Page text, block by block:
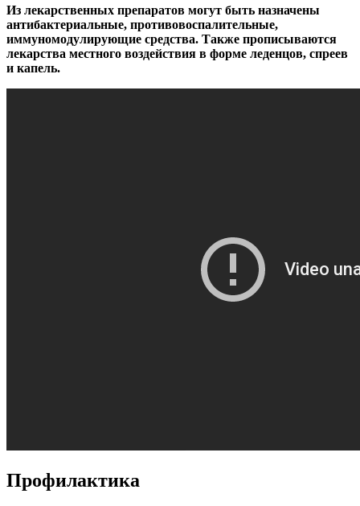
Из лекарственных препаратов могут быть назначены
антибактериальные, противовоспалительные,
иммуномодулирующие средства. Также прописываются
лекарства местного воздействия в форме леденцов, спреев
и капель.
Профилактика